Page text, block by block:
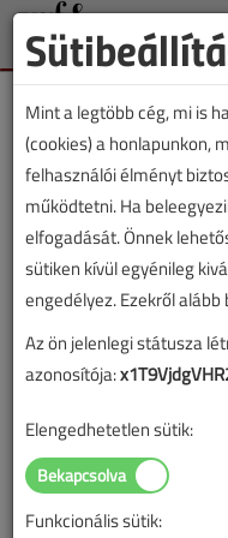
Lapszám:
Épületgépészet
Stadion
Ezen úszik el a
2018/11. lapszám
Mint a legtöbb cég, mi is
(cookies) a honlapunkon,
felhasználói élményt
működtetni. Ha
elfogadását. Önnek
sütiken kívül egyénileg
engedélyez. Ezekről
Az ön jelenlegi státusza
azonosítója:
Elengedhetetlen sütik:
Funkcionális sütik: